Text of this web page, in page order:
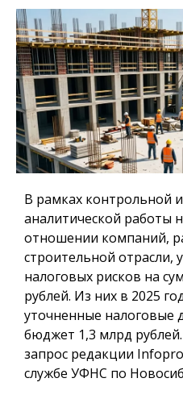
В рамках контрольной
аналитической работы
отношении компаний,
строительной отрасли,
налоговых рисков на
рублей. Из них в 2025
уточненные налоговые
бюджет 1,3 млрд
запрос редакции
службе УФНС по